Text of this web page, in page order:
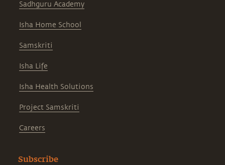
Sadhguru Academy
Isha Home School
Samskriti
Isha Life
Isha Health Solutions
Project Samskriti
Careers
Subscribe